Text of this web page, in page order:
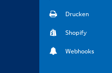
Drucken
Shopify
Webhooks